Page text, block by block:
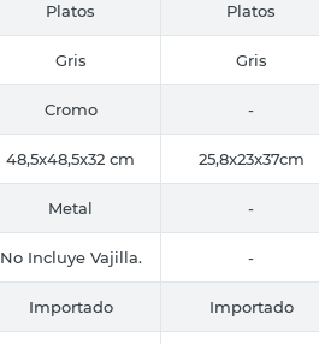
Platos
Platos
Gris Gris
Cromo -
48,5x48,5x32 cm 25,8x23x37cm
Metal -
No Incluye Vajilla. -
Importado Importado